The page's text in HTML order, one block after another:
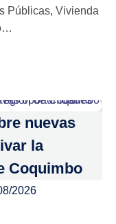
Públicas, Vivienda
nuevas
la
Coquimbo
2026